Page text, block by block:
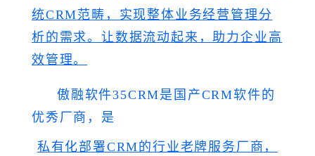
统CRM范畴，实现整体业务经营管理分
析的需求。让数据流动起来，助力企业高
效管理。
傲融软件35CRM是国产CRM软件的
优秀厂商，是
私有化部署CRM的行业老牌服务厂商，